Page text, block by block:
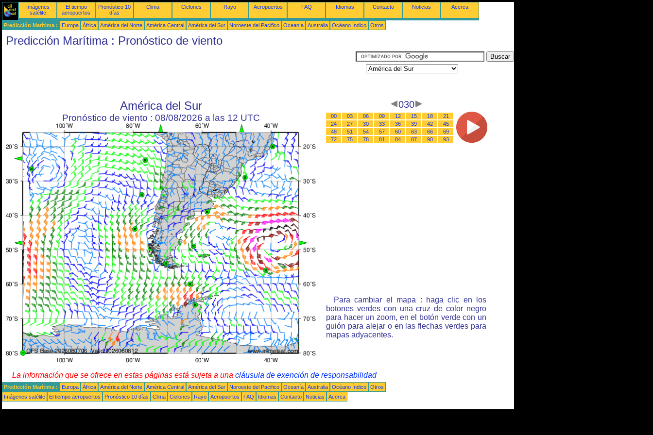
Imágenes
satélite
El tiempo
aeropuertos
Pronóstico 10
días
Clima Ciclones Rayo Aeropuertos FAQ Idiomas Contacto Noticias Acerca
Predicción Marítima : Europa África América del Norte América Central América del Sur Noroeste del Pacifico Oceanía Australia Océano Índico Otros
Predicción Marítima : Pronóstico de viento
América del Sur
Pronóstico de viento : 08/08/2026 a las 12 UTC
030
00 03 06 09 12 15 18
21
24
27 30 33 36 39 42
45
48
51 54 57 60 63 66
69
72
75 78 81 84 87 90 93
Para cambiar el mapa : haga clic en los
botones verdes con una cruz de color negro
para hacer un zoom, en el botón verde con un
guión para alejar o en las flechas verdes para
mapas adyacentes.
La información que se ofrece en estas páginas está sujeta a una cláusula de exención de responsabilidad
Predicción Marítima : Europa África América del Norte América Central América del Sur Noroeste del Pacifico Oceanía Australia Océano Índico
Otros
Imágenes satélite
El tiempo aeropuertos Pronóstico 10 días Clima Ciclones Rayo Aeropuertos FAQ Idiomas Contacto Noticias Acerca